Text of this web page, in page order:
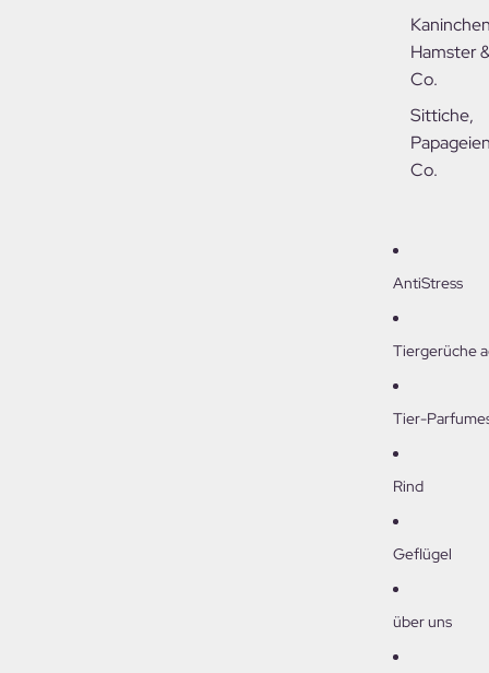
z
Hamster
Co.
Sittiche,
Co.
AntiStress
Tiergerüche
Tier-
Rind
Geflügel
über uns